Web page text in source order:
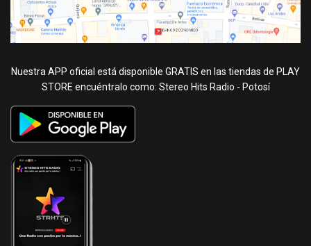
Nuestra APP oficial está disponible GRATIS en las tiendas de PLAY
STORE encuéntralo como: Stereo Hits Radio - Potosí